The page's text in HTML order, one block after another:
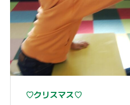
♡クリスマス♡